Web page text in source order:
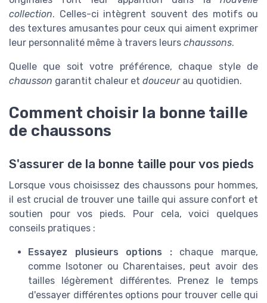
collection. Celles-ci intègrent souvent des motifs ou
des textures amusantes pour ceux qui aiment exprimer
leur personnalité même à travers leurs chaussons.
Quelle que soit votre préférence, chaque style de
chausson garantit chaleur et douceurau quotidien.
Comment choisir la bonne taille
de chaussons
S'assurer de la bonne taille pour vos pieds
Lorsque vous choisissez des chaussons pour hommes,
il est crucial de trouver une taille qui assure confort et
soutien pour vos pieds. Pour cela, voici quelques
conseils pratiques :
Essayez plusieurs options :chaque marque,
comme Isotoner ou Charentaises, peut avoir des
tailles légèrement différentes. Prenez le temps
d'essayer différentes options pour trouver celle qui